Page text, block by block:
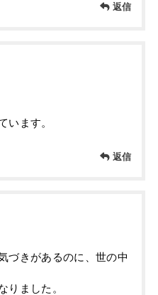
返信
います。
返信
づきがあるのに、世の中
りました。